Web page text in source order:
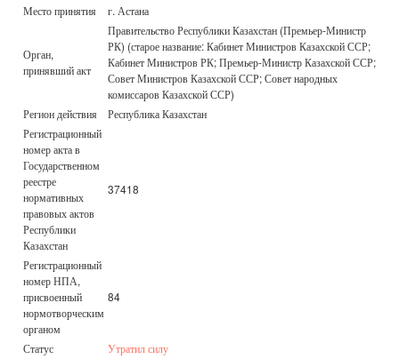
Место принятия
г. Астана
Орган,
принявший акт
Правительство Республики Казахстан (Премьер-Министр
РК) (старое название: Кабинет Министров Казахской ССР;
Кабинет Министров РК; Премьер-Министр Казахской ССР;
Совет Министров Казахской ССР; Совет народных
комиссаров Казахской ССР)
Регион действия
Республика Казахстан
Регистрационный
номер акта в
Государственном
реестре
нормативных
правовых актов
Республики
Казахстан
37418
Регистрационный
номер НПА,
присвоенный
нормотворческим
органом
84
Статус Утратил силу